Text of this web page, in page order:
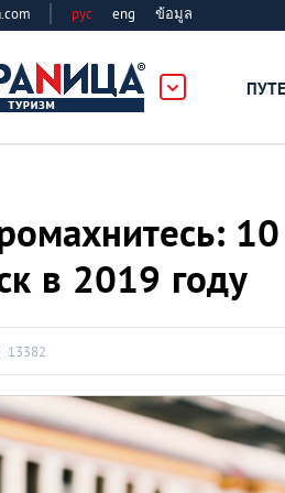
рус eng ข้อมูล
Алматы
Афины
10
в 2019 году
13382